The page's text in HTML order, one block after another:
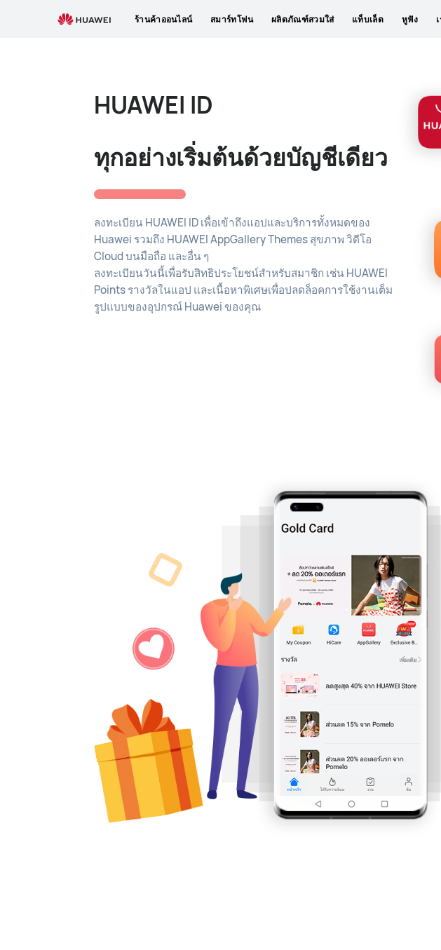
ร้านค้าออนไลน์ สมาร์ทโฟน ผลิตภัณฑ์สวมใส่ แท็บเล็ต หูฟัง
HUAWEI ID
ทุกอย่างเริ่มต้นด้วยบัญชีเดียว
ลงทะเบียน HUAWEI ID เพื่อเข้าถึงแอปและบริการทั้งหมดของ
Huawei รวมถึง HUAWEI AppGallery Themes สุขภาพ วิดีโอ
Cloud บนมือถือ และอื่น ๆ
ลงทะเบียนวันนี้เพื่อรับสิทธิประโยชน์สำหรับสมาชิก เช่น HUAWEI
Points รางวัลในแอป และเนื้อหาพิเศษเพื่อปลดล็อคการใช้งานเต็ม
รูปแบบของอุปกรณ์ Huawei ของคุณ